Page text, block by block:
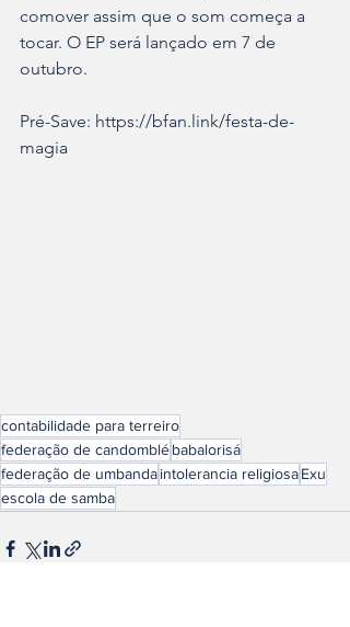
comover assim que o som começa a
tocar. O EP será lançado em 7 de
outubro.
Pré-Save: https://bfan.link/festa-de-
magia
contabilidade para terreiro
federação de candomblébabalorisá
federação de umbandaintolerancia religiosaExu
escola de samba